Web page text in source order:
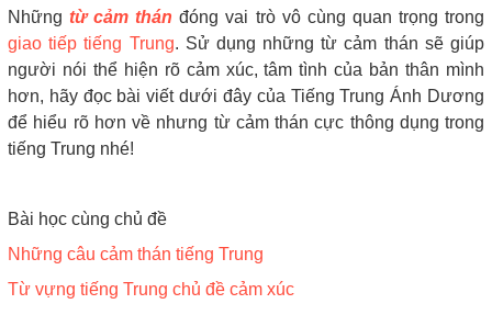
Nhữngtừ cảm thán đóng vai trò vô cùng quan trọng trong
giao tiếp tiếng Trung. Sử dụng những từ cảm thán sẽ giúp
người nói thể hiện rõ cảm xúc, tâm tình của bản thân mình
hơn, hãy đọc bài viết dưới đây của Tiếng Trung Ánh Dương
để hiểu rõ hơn về nhưng từ cảm thán cực thông dụng trong
tiếng Trung nhé!
Bài học cùng chủ đề
Những câu cảm thán tiếng Trung
Từ vựng tiếng Trung chủ đề cảm xúc